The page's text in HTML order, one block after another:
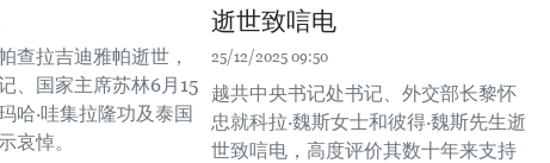
查拉吉迪雅帕逝世，
、国家主席苏林6月15
哈·哇集拉隆功及泰国
哀悼。
逝世致唁电
25/12/2025 09:50
越共中央书记处书记、外交部长黎怀
忠就科拉·魏斯女士和彼得·魏斯先生逝
世致唁电，高度评价其数十年来支持